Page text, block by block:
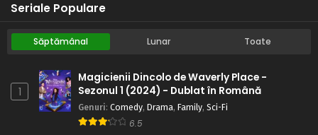
urlete: Echipa supremă
Eps 120 - Țipete și urlete: Echipa supremă - 9 August, 2025
calcul: Un nou inamic
Eps 119 - Greșeală de calcul: Un nou inamic - 9 August,
2025
Seriale Populare
Săptămânal Lunar Toate
1
Magicienii Dincolo de Waverly Place -
Sezonul 1 (2024) - Dublat în Română
Genuri: Comedy, Drama, Family, Sci-Fi
6.5